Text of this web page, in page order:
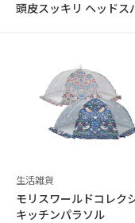
頭皮スッキリ ヘッドス
生活雑貨
モリスワールドコレク
キッチンパラソル